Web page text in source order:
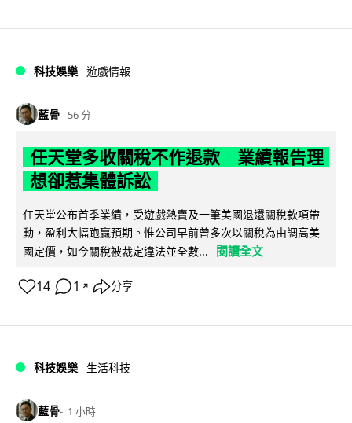
科技娛樂 遊戲情報
藍骨 56 分
任天堂多收關稅不作退款 業績報告理
想卻惹集體訴訟
任天堂公布首季業績，受遊戲熱賣及一筆美國退還關稅款項帶
動，盈利大幅跑贏預期。惟公司早前曾多次以關稅為由調高美
國定價，如今關稅被裁定違法並全數...
閱讀全文
14 1 ↗ 分享
科技娛樂 生活科技
藍骨 1 小時